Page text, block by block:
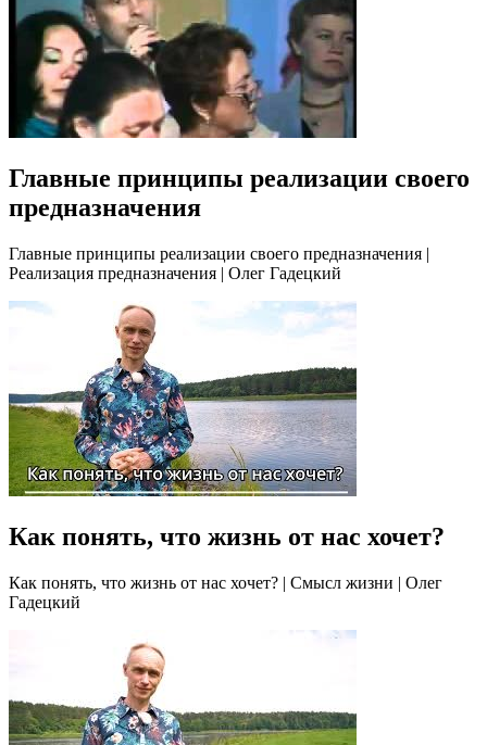
Главные принципы реализации своего
предназначения
Главные принципы реализации своего предназначения |
Реализация предназначения | Олег Гадецкий
Как понять, что жизнь от нас хочет?
Как понять, что жизнь от нас хочет? | Смысл жизни | Олег
Гадецкий